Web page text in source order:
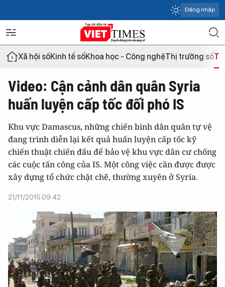
Đăng nhập
Xã hội sốKinh tế sốKhoa học - Công nghệThị trường số
Video: Cận cảnh dân quân Syria
huấn luyện cấp tốc đối phó IS
Khu vực Damascus, những chiến binh dân quân tự vệ
đang trình diễn lại kết quả huấn luyện cấp tốc kỹ
chiến thuật chiến đấu để bảo vệ khu vực dân cư chống
các cuộc tấn công của IS. Một công việc cần được được
xây dựng tổ chức chặt chẽ, thường xuyên ở Syria.
21/11/2015 09:42